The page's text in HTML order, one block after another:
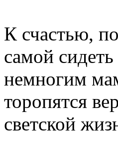
К счастью,
самой
немногим
торопятся
светской